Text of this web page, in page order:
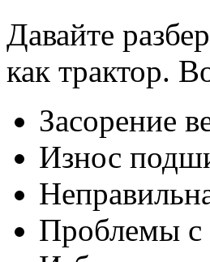
Давайте
как трактор.
Засорение
Износ
Проблемы с